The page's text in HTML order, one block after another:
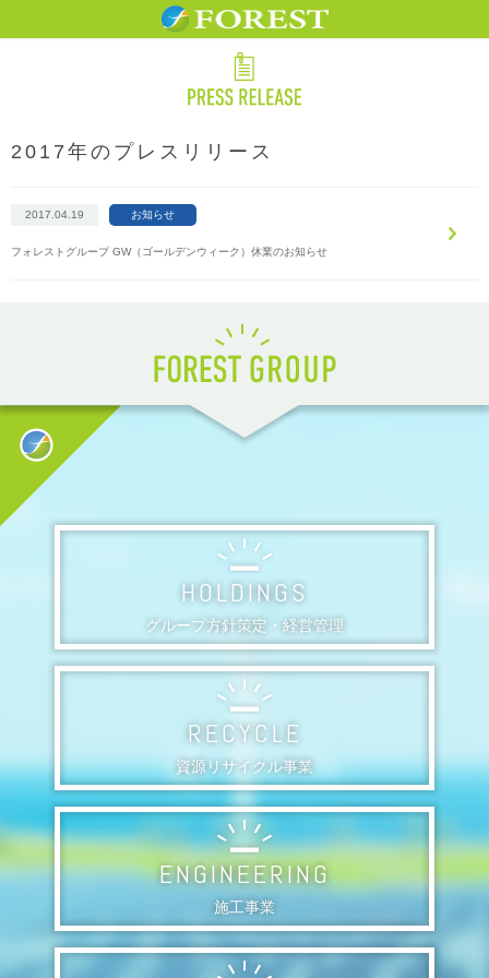
2017年のプレスリリース
2017.04.19 お知らせ
フォレストグループ GW（ゴールデンウィーク）休業のお知らせ
HOLDINGS
グループ方針策定・経営管理
RECYCLE
資源リサイクル事業
ENGINEERING
施工事業